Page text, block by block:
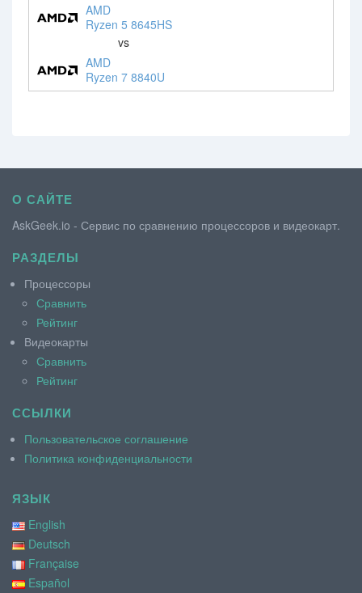
AMD
Ryzen 5 8645HS
vs
AMD
Ryzen 7 8840U
О САЙТЕ
AskGeek.io - Сервис по сравнению процессоров и видеокарт.
РАЗДЕЛЫ
Процессоры
Сравнить
Рейтинг
Видеокарты
Сравнить
Рейтинг
ССЫЛКИ
Пользовательское соглашение
Политика конфиденциальности
ЯЗЫК
English
Deutsch
Française
Español